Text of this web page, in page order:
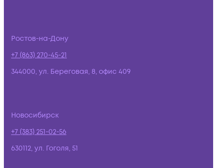
Ростов-на-Дону
+7 (863) 270-45-21
344000, ул. Береговая, 8, офис 409
Новосибирск
+7 (383) 251-02-56
630112, ул. Гоголя, 51